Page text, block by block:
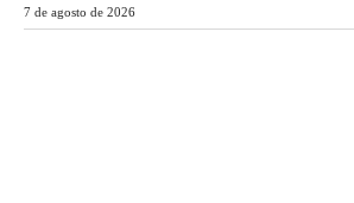
7 de agosto de 2026